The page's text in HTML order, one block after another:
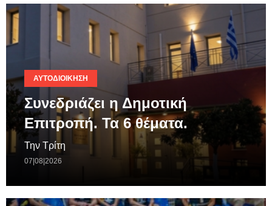
ΑΥΤΟΔΙΟΊΚΗΣΗ
Συνεδριάζει η Δημοτική
Επιτροπή. Τα 6 θέματα.
Την Τρίτη
07|08|2026